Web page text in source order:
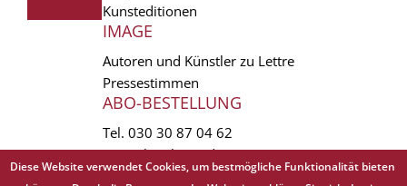
Kunsteditionen
IMAGE
Autoren und Künstler zu Lettre
Pressestimmen
ABO-BESTELLUNG
Tel. 030 30 87 04 62
vertrieb(at)lettre.de
Diese Website verwendet Cookies, um bestmögliche Funktionalität bieten